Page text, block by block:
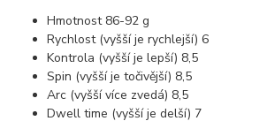
Hmotnost 86-92 g
Rychlost (vyšší je rychlejší) 6
Kontrola (vyšší je lepší) 8,5
Spin (vyšší je točivější) 8,5
Arc (vyšší více zvedá) 8,5
Dwell time (vyšší je delší) 7